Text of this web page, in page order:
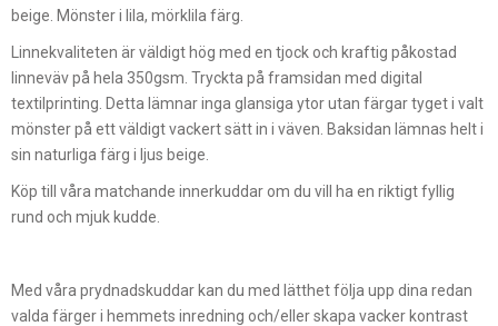
beige. Mönster i lila, mörklila färg.
Linnekvaliteten är väldigt hög med en tjock och kraftig påkostad
linneväv på hela 350gsm. Tryckta på framsidan med digital
textilprinting. Detta lämnar inga glansiga ytor utan färgar tyget i valt
mönster på ett väldigt vackert sätt in i väven. Baksidan lämnas helt i
sin naturliga färg i ljus beige.
Köp till våra matchande innerkuddar om du vill ha en riktigt fyllig
rund och mjuk kudde.
Med våra prydnadskuddar kan du med lätthet följa upp dina redan
valda färger i hemmets inredning och/eller skapa vacker kontrast